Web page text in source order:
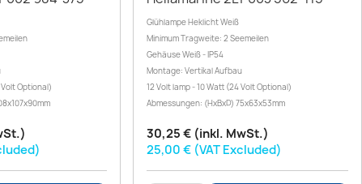
Optional)
Glühlampe Heklicht Weiß
Minimum Tragweite: 2 Seemeilen
Gehäuse Weiß - IP54
Montage: Vertikal Aufbau
12 Volt lamp - 10 Watt (24 Volt Optional)
Abmessungen: (HxBxD) 75x63x53mm
30,25 € (inkl. MwSt.)
25,00 € (VAT Excluded)